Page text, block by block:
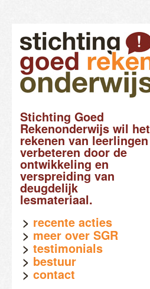
Stichting Goed
Rekenonderwijs wil het
rekenen van leerlingen
verbeteren door de
ontwikkeling en
verspreiding van
deugdelijk
lesmateriaal.
recente acties
meer over SGR
testimonials
bestuur
contact